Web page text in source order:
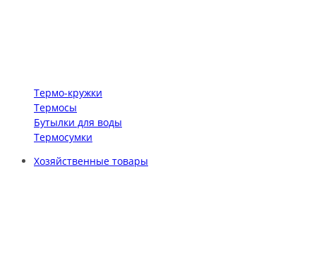
Термо-кружки
Термосы
Бутылки для воды
Термосумки
Хозяйственные товары